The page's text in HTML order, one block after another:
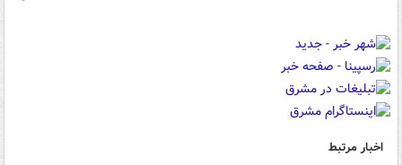
اخبار مرتبط